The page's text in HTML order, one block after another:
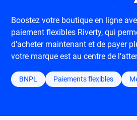
Boostez votre boutique en ligne
paiement flexibles Riverty, qui
d’acheter maintenant et de payer
votre marque est au centre de
BNPL Paiements flexibles